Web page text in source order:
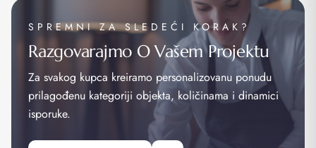
SPREMNI ZA SLEDEĆI KORAK?
Razgovarajmo O Vašem Projektu
Za svakog kupca kreiramo personalizovanu ponudu
prilagođenu kategoriji objekta, količinama i dinamici
isporuke.